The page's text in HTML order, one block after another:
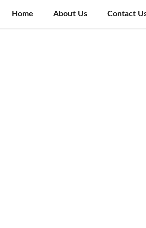
Home About Us Contact